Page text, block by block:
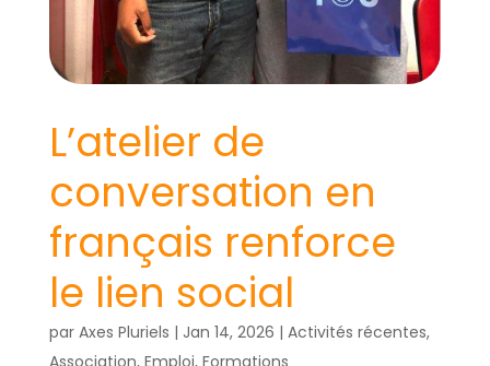
L’atelier de
conversation en
français renforce
le lien social
par Axes Pluriels | Jan 14, 2026 | Activités récentes,
Association, Emploi, Formations